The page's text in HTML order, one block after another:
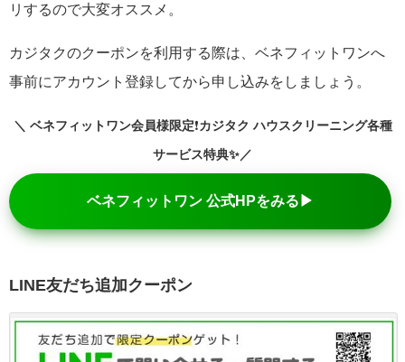
リするので大変オススメ。
カジタクのクーポンを利用する際は、ベネフィットワンへ
事前にアカウント登録してから申し込みをしましょう。
＼ ベネフィットワン会員様限定❗カジタク ハウスクリーニング各種
サービス特典✨／
ベネフィットワン 公式HPをみる▶
LINE友だち追加クーポン